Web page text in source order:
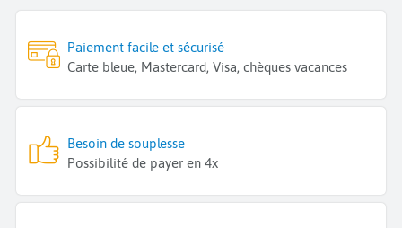
Paiement facile et sécurisé
Carte bleue, Mastercard, Visa, chèques vacances
Besoin de souplesse
Possibilité de payer en 4x